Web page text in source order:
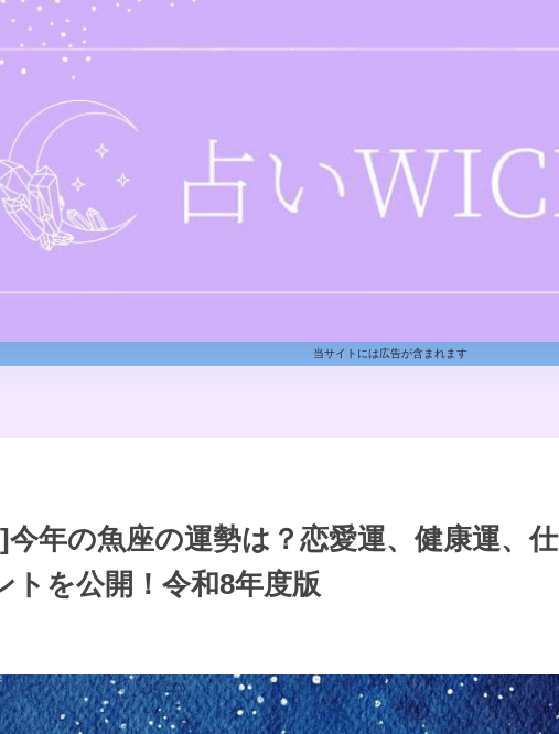
当サイトには広告が含まれます
今年の魚座の運勢は？恋愛運、健康運、仕
トを公開！令和8年度版